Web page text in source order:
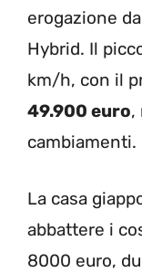
erogazione
Hybrid. Il
km/h, con il
49.900 euro,
cambiamenti.
La casa
abbattere i
8000 euro,